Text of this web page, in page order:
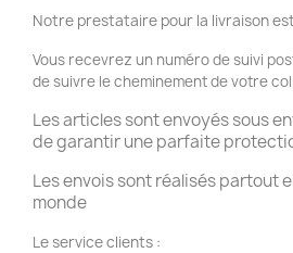
Notre prestataire pour la livraison
Vous recevrez un numéro de suivi
de suivre le cheminement de votre
Les articles sont envoyés sous
de garantir une parfaite
Les envois sont réalisés partout
monde
Le service clients :